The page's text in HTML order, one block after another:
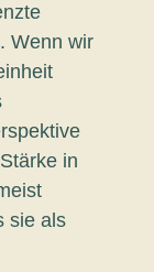
Wenn wir
in
sie als